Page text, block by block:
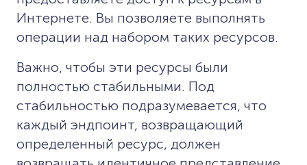
Интернете. Вы позволяете выполнять
операции над набором таких ресурсов.
Важно, чтобы эти ресурсы были
полностью стабильными. Под
стабильностью подразумевается, что
каждый эндпоинт, возвращающий
определенный ресурс, должен